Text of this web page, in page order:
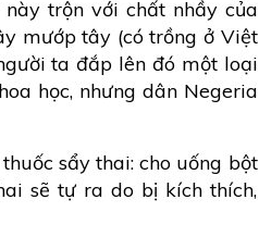
trộn với chất nhầy của
mướp tây (có trồng ở Việt
ta đắp lên đó một loại
học, nhưng dân Negeria
sẩy thai: cho uống bột
sẽ tự ra do bị kích thích,